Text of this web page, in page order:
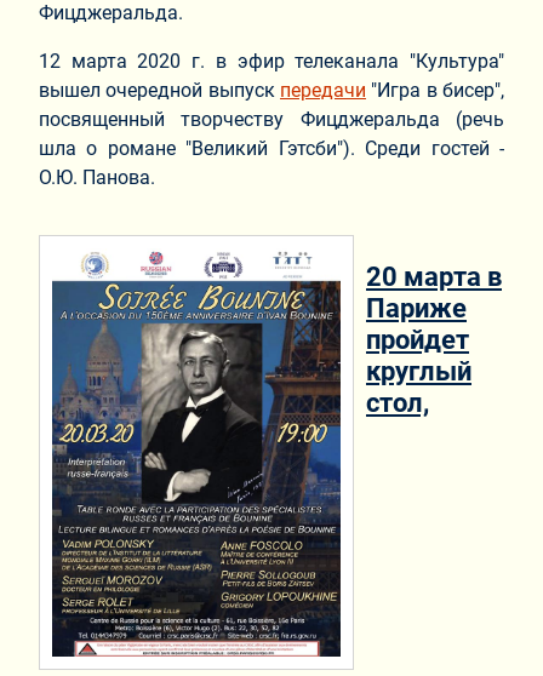
Фицджеральда.
12 марта 2020 г. в эфир телеканала "Культура"
вышел очередной выпуск передачи "Игра в бисер",
посвященный творчеству Фицджеральда (речь
шла о романе "Великий Гэтсби"). Среди гостей -
О.Ю. Панова.
20 марта в
Париже
пройдет
круглый
стол,